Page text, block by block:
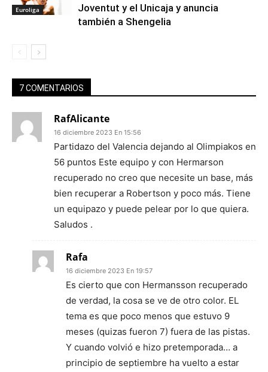
Euroliga
Joventut y el Unicaja y anuncia
también a Shengelia
7 COMENTARIOS
RafAlicante
16 diciembre 2023 En 15:56
Partidazo del Valencia dejando al Olimpiakos en
56 puntos Este equipo y con Hermarson
recuperado no creo que necesite un base, más
bien recuperar a Robertson y poco más. Tiene
un equipazo y puede pelear por lo que quiera.
Saludos .
Rafa
16 diciembre 2023 En 19:57
Es cierto que con Hermansson recuperado
de verdad, la cosa se ve de otro color. EL
tema es que poco menos que estuvo 9
meses (quizas fueron 7) fuera de las pistas.
Y cuando volvió e hizo pretemporada… a
principio de septiembre ha vuelto a estar